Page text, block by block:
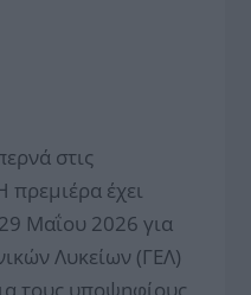
στις
πρεμιέρα έχει
Μαΐου 2026 για
Λυκείων (ΓΕΛ)